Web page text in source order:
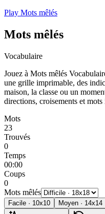
Play Mots mêlés
Mots mêlés
Vocabulaire
Jouez à Mots mêlés
une grille imprimable, des
maison, la classe ou un
directions, croisements et mots
Mots
23
Trouvés
0
Temps
00:00
Coups
0
Mots mêlés
Facile · 10x10 Moyen · 14x14